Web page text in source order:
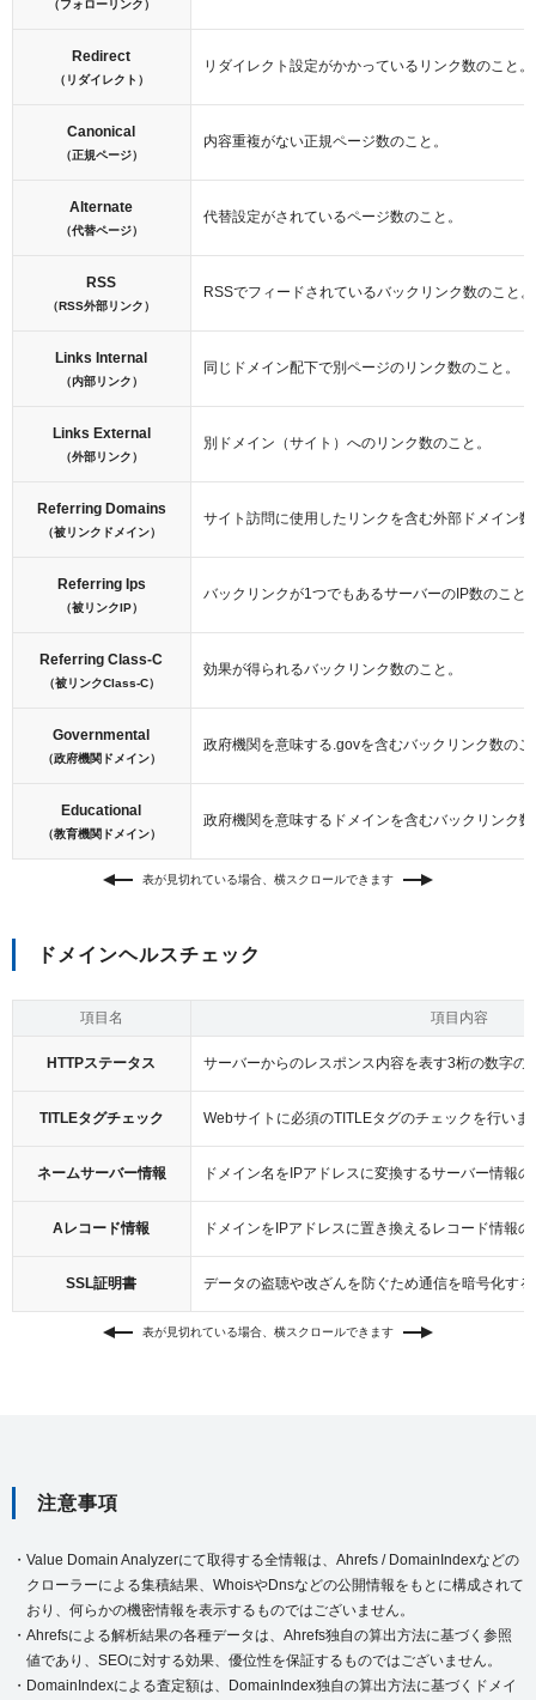
（フォローリンク）
Redirect
（リダイレクト）
リダイレクト設定がかかっているリンク数のこと。
Canonical
（正規ページ）
内容重複がない正規ページ数のこと。
Alternate
（代替ページ）
代替設定がされているページ数のこと。
RSS
（RSS外部リンク）
RSSでフィードされているバックリンク数のこと。
Links Internal
（内部リンク）
同じドメイン配下で別ページのリンク数のこと。
Links External
（外部リンク）
別ドメイン（サイト）へのリンク数のこと。
Referring Domains
（被リンクドメイン）
サイト訪問に使用したリンクを含む外部ドメイン
Referring Ips
（被リンクIP）
バックリンクが1つでもあるサーバーのIP数のこと
Referring Class-C
（被リンクClass-C）
効果が得られるバックリンク数のこと。
Governmental
（政府機関ドメイン）
政府機関を意味する.govを含むバックリンク数のこ
Educational
（教育機関ドメイン）
政府機関を意味するドメインを含むバックリンク
表が見切れている場合、横スクロールできます
ドメインヘルスチェック
項目名 項目内容
HTTPステータス サーバーからのレスポンス内容を表す3桁の数字の
TITLEタグチェック Webサイトに必須のTITLEタグのチェックを行いま
ネームサーバー情報 ドメイン名をIPアドレスに変換するサーバー情報
Aレコード情報 ドメインをIPアドレスに置き換えるレコード情報
SSL証明書 データの盗聴や改ざんを防ぐため通信を暗号化す
表が見切れている場合、横スクロールできます
注意事項
Value Domain Analyzerにて取得する全情報は、Ahrefs / DomainIndexなどの
クローラーによる集積結果、WhoisやDnsなどの公開情報をもとに構成されて
おり、 何らかの機密情報を表示するものではございません。
Ahrefsによる解析結果の各種データは、Ahrefs独自の算出方法に基づく参照
値であり、SEOに対する効果、優位性を保証するものではございません。
DomainIndexによる査定額は、DomainIndex独自の算出方法に基づくドメイ